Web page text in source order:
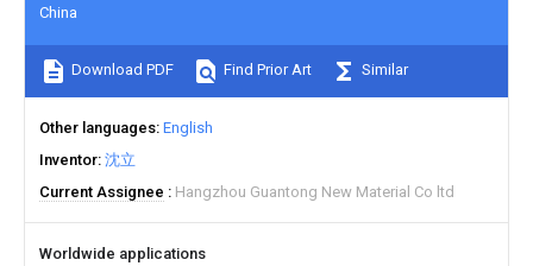
China
Download PDF Find Prior Art Similar
Other languages English
Inventor 沈立
Current Assignee
Hangzhou Guantong New Material Co ltd
Worldwide applications